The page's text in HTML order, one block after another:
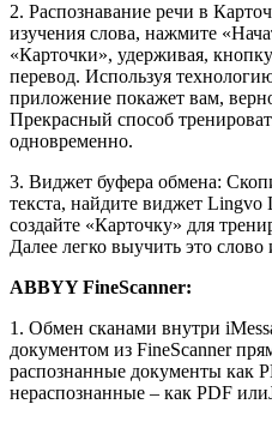
2. Распознавание речи в
изучения слова, нажмите
«Карточки», удерживая,
перевод. Используя
приложение покажет ­вам,
Прекрасный способ
одновременно.
3. Виджет буфера обмена:
текста, найдите виджет Lingvo
создайте «Карточку» для
Далее легко выучить это
ABBYY FineScanner:­
1.­ Обмен сканами внутри
документом из FineScanner
распознанные документы как
нераспознанные – как PDF